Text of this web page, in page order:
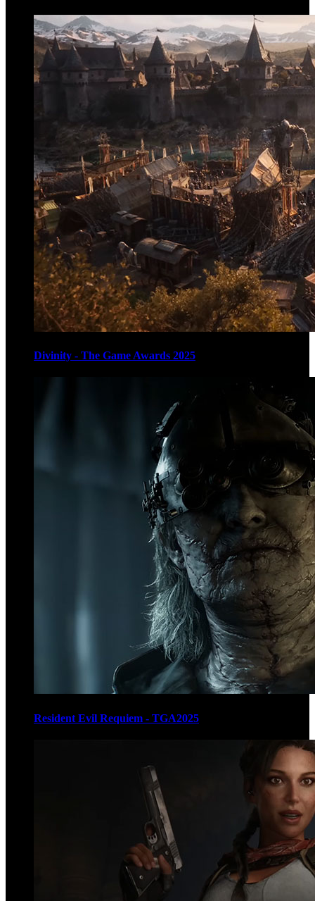
Divinity - The Game Awards 2025
Resident Evil Requiem - TGA2025